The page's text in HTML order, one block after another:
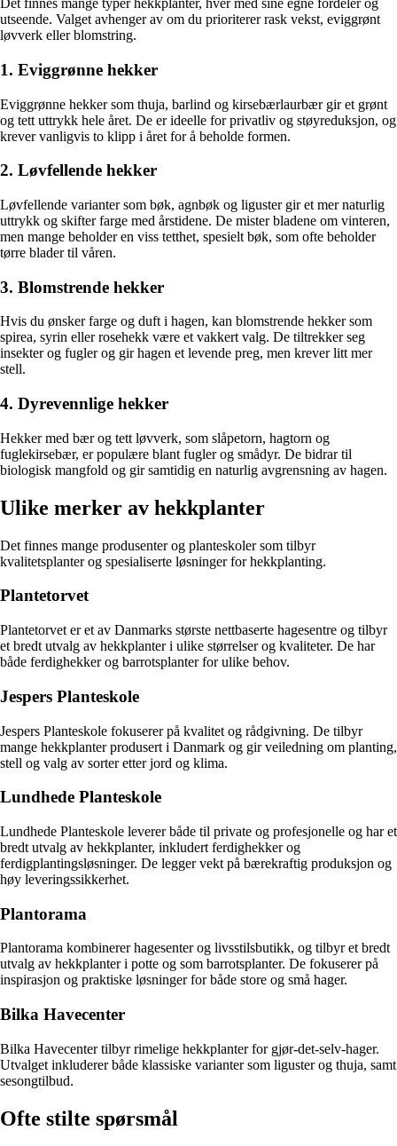
Det finnes mange typer hekkplanter, hver med sine egne fordeler og
utseende. Valget avhenger av om du prioriterer rask vekst, eviggrønt
løvverk eller blomstring.
1. Eviggrønne hekker
Eviggrønne hekker som thuja, barlind og kirsebærlaurbær gir et grønt
og tett uttrykk hele året. De er ideelle for privatliv og støyreduksjon, og
krever vanligvis to klipp i året for å beholde formen.
2. Løvfellende hekker
Løvfellende varianter som bøk, agnbøk og liguster gir et mer naturlig
uttrykk og skifter farge med årstidene. De mister bladene om vinteren,
men mange beholder en viss tetthet, spesielt bøk, som ofte beholder
tørre blader til våren.
3. Blomstrende hekker
Hvis du ønsker farge og duft i hagen, kan blomstrende hekker som
spirea, syrin eller rosehekk være et vakkert valg. De tiltrekker seg
insekter og fugler og gir hagen et levende preg, men krever litt mer
stell.
4. Dyrevennlige hekker
Hekker med bær og tett løvverk, som slåpetorn, hagtorn og
fuglekirsebær, er populære blant fugler og smådyr. De bidrar til
biologisk mangfold og gir samtidig en naturlig avgrensning av hagen.
Ulike merker av hekkplanter
Det finnes mange produsenter og planteskoler som tilbyr
kvalitetsplanter og spesialiserte løsninger for hekkplanting.
Plantetorvet
Plantetorvet er et av Danmarks største nettbaserte hagesentre og tilbyr
et bredt utvalg av hekkplanter i ulike størrelser og kvaliteter. De har
både ferdighekker og barrotsplanter for ulike behov.
Jespers Planteskole
Jespers Planteskole fokuserer på kvalitet og rådgivning. De tilbyr
mange hekkplanter produsert i Danmark og gir veiledning om planting,
stell og valg av sorter etter jord og klima.
Lundhede Planteskole
Lundhede Planteskole leverer både til private og profesjonelle og har et
bredt utvalg av hekkplanter, inkludert ferdighekker og
ferdigplantingsløsninger. De legger vekt på bærekraftig produksjon og
høy leveringssikkerhet.
Plantorama
Plantorama kombinerer hagesenter og livsstilsbutikk, og tilbyr et bredt
utvalg av hekkplanter i potte og som barrotsplanter. De fokuserer på
inspirasjon og praktiske løsninger for både store og små hager.
Bilka Havecenter
Bilka Havecenter tilbyr rimelige hekkplanter for gjør-det-selv-hager.
Utvalget inkluderer både klassiske varianter som liguster og thuja, samt
sesongtilbud.
Ofte stilte spørsmål